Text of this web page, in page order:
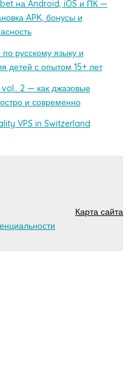
на Android, iOS и ПК —
APK, бонусы и
русскому языку и
детей с опытом 15+ лет
2 — как джазовые
и современно
VPS in Switzerland
Карта сайта